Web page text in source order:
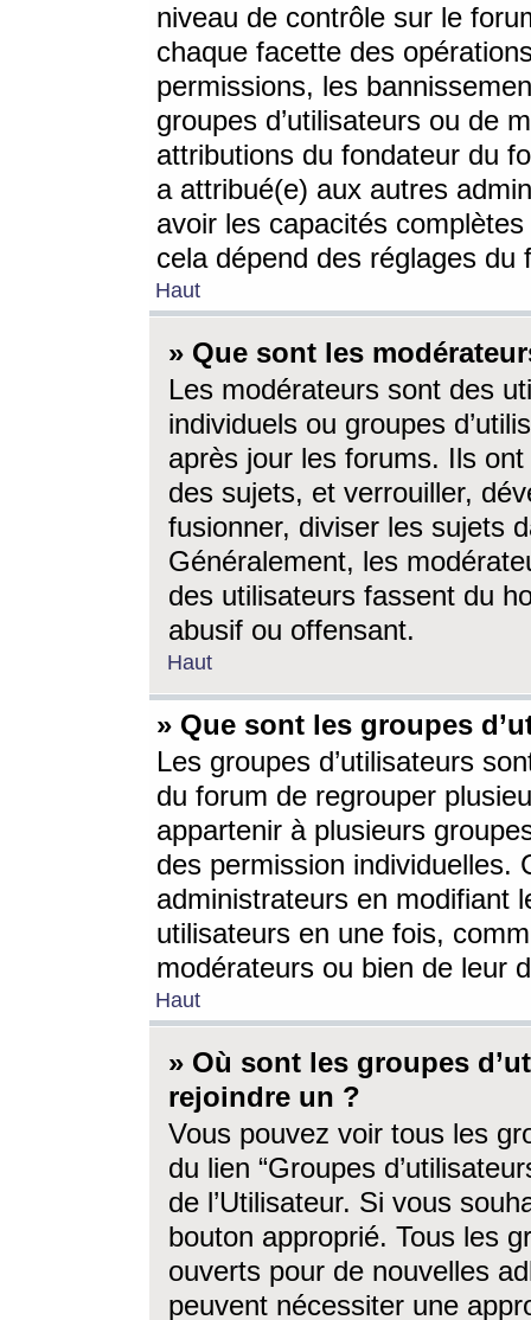
niveau de contrôle sur le
chaque facette des
permissions, les
groupes d’utilisateurs ou de
attributions du fondateur du
a attribué(e) aux autres
avoir les capacités
cela dépend des réglages du
Haut
» Que sont les
Les modérateurs sont des
individuels ou groupes
après jour les forums. Ils ont
des sujets, et verrouiller,
fusionner, diviser les sujets
Généralement, les
des utilisateurs fassent du
abusif ou offensant.
Haut
» Que sont les groupes
Les groupes d’utilisateurs
du forum de regrouper
appartenir à plusieurs
des permission individuelles.
administrateurs en modifiant
utilisateurs en une fois,
modérateurs ou bien de leur
Haut
» Où sont les groupes
rejoindre un ?
Vous pouvez voir tous les
du lien “Groupes
de l’Utilisateur. Si vous
bouton approprié. Tous les
ouverts pour de nouvelles
peuvent nécessiter une